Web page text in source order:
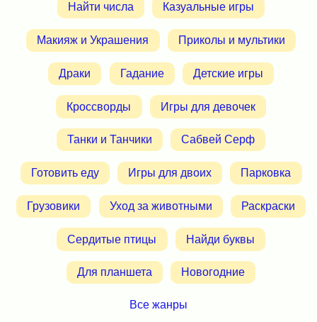
Найти числа Казуальные игры
Макияж и Украшения Приколы и мультики
Драки Гадание Детские игры
Кроссворды Игры для девочек
Танки и Танчики Сабвей Серф
Готовить еду Игры для двоих Парковка
Грузовики Уход за животными Раскраски
Сердитые птицы Найди буквы
Для планшета Новогодние
Все жанры